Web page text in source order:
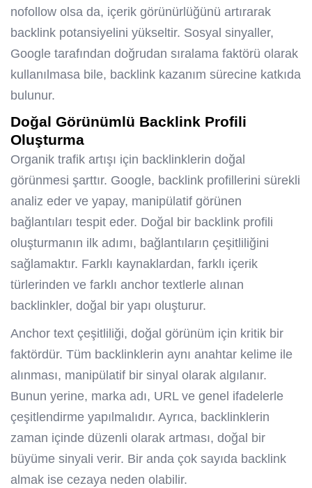
nofollow olsa da, içerik görünürlüğünü artırarak
backlink potansiyelini yükseltir. Sosyal sinyaller,
Google tarafından doğrudan sıralama faktörü olarak
kullanılmasa bile, backlink kazanım sürecine katkıda
bulunur.
Doğal Görünümlü Backlink Profili
Oluşturma
Organik trafik artışı için backlinklerin doğal
görünmesi şarttır. Google, backlink profillerini sürekli
analiz eder ve yapay, manipülatif görünen
bağlantıları tespit eder. Doğal bir backlink profili
oluşturmanın ilk adımı, bağlantıların çeşitliliğini
sağlamaktır. Farklı kaynaklardan, farklı içerik
türlerinden ve farklı anchor textlerle alınan
backlinkler, doğal bir yapı oluşturur.
Anchor text çeşitliliği, doğal görünüm için kritik bir
faktördür. Tüm backlinklerin aynı anahtar kelime ile
alınması, manipülatif bir sinyal olarak algılanır.
Bunun yerine, marka adı, URL ve genel ifadelerle
çeşitlendirme yapılmalıdır. Ayrıca, backlinklerin
zaman içinde düzenli olarak artması, doğal bir
büyüme sinyali verir. Bir anda çok sayıda backlink
almak ise cezaya neden olabilir.